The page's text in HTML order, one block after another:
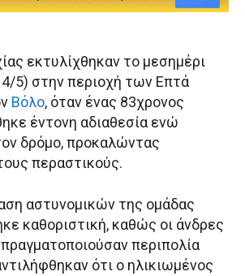
εκτυλίχθηκαν το μεσημέρι
5) στην περιοχή των Επτά
Βόλο, όταν ένας 83χρονος
έντονη αδιαθεσία ενώ
δρόμο, προκαλώντας
περαστικούς.
αστυνομικών της ομάδας
καθοριστική, καθώς οι άνδρες
περιπολία
ότι ο ηλικιωμένος